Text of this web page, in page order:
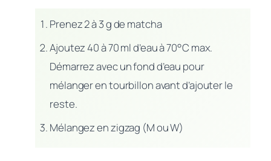
Prenez 2 à 3 g de matcha
Ajoutez 40 à 70 ml d’eau à 70°C max.
Démarrez avec un fond d’eau pour
mélanger en tourbillon avant d’ajouter le
reste.
Mélangez en zigzag (M ou W)